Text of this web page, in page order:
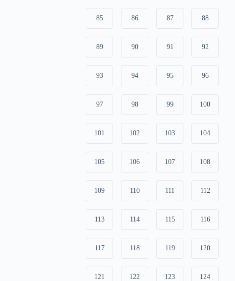
85 86 87 88
89 90 91 92
93 94 95 96
97 98 99 100
101 102 103 104
105 106 107 108
109 110 111 112
113 114 115 116
117 118 119 120
121 122 123 124